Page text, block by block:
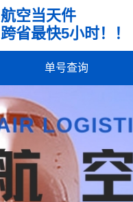
航空当天件
跨省最快5小时！！
单号查询